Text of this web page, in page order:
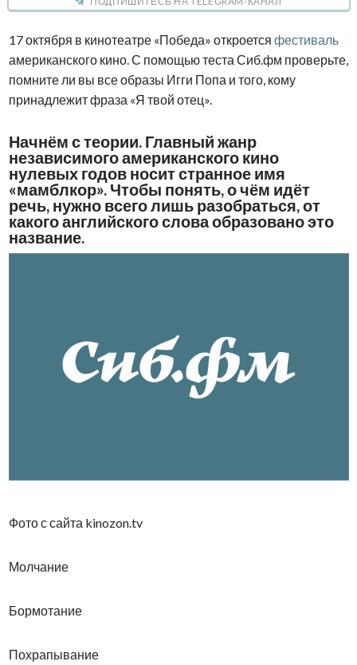
17 октября в кинотеатре «Победа» откроется фестиваль
американского кино. С помощью теста Сиб.фм проверьте,
помните ли вы все образы Игги Попа и того, кому
принадлежит фраза «Я твой отец».
Начнём с теории. Главный жанр
независимого американского кино
нулевых годов носит странное имя
«мамблкор». Чтобы понять, о чём идёт
речь, нужно всего лишь разобраться, от
какого английского слова образовано это
название.
Фото с сайта kinozon.tv
Молчание
Бормотание
Похрапывание